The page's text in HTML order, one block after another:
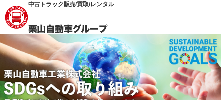
中古トラック販売/買取/レンタル